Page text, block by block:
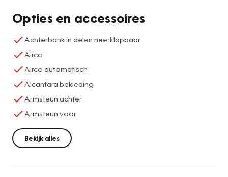
Opties en accessoires
Achterbank in delen neerklapbaar
Airco
Airco automatisch
Alcantara bekleding
Armsteun achter
Armsteun voor
Bekijk alles